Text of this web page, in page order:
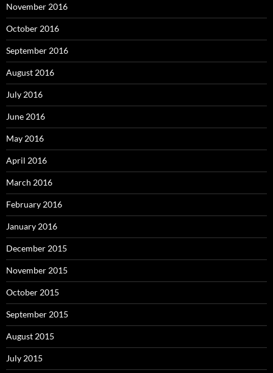
November 2016
October 2016
September 2016
August 2016
July 2016
June 2016
May 2016
April 2016
March 2016
February 2016
January 2016
December 2015
November 2015
October 2015
September 2015
August 2015
July 2015